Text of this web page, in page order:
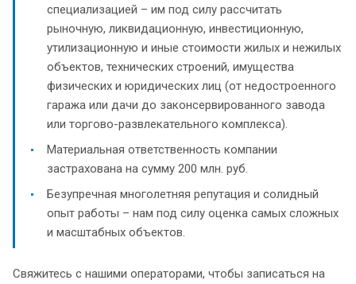
специализацией – им под силу рассчитать
рыночную, ликвидационную, инвестиционную,
утилизационную и иные стоимости жилых и нежилых
объектов, технических строений, имущества
физических и юридических лиц (от недостроенного
гаража или дачи до законсервированного завода
или торгово-развлекательного комплекса).
Материальная ответственность компании
застрахована на сумму 200 млн. руб.
Безупречная многолетняя репутация и солидный
опыт работы – нам под силу оценка самых сложных
и масштабных объектов.
Свяжитесь с нашими операторами, чтобы записаться на